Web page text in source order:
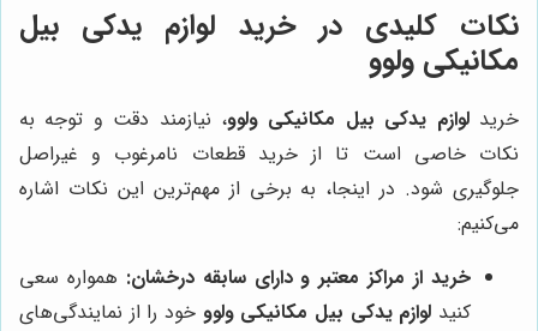
نکات کلیدی در خرید لوازم یدکی بیل
مکانیکی ولوو
خریدلوازم یدکی بیل مکانیکی ولوو، نیازمند دقت و توجه به
نکات خاصی است تا از خرید قطعات نامرغوب و غیراصل
جلوگیری شود. در اینجا، به برخی از مهم‌ترین این نکات اشاره
می‌کنیم:
خرید از مراکز معتبر و دارای سابقه درخشان: همواره سعی
کنید لوازم یدکی بیل مکانیکی ولوو خود را از نمایندگی‌های